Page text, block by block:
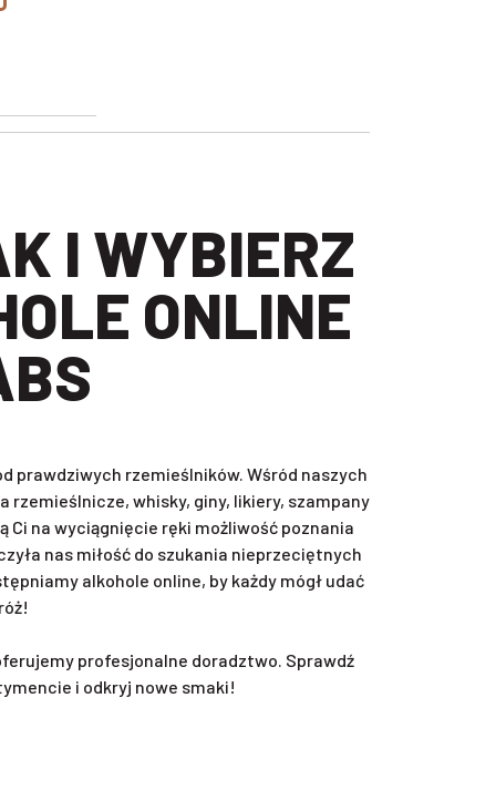
ONLINE
prawdziwych rzemieślników. Wśród naszych
whisky, giny, likiery, szampany
Ci na wyciągnięcie ręki możliwość poznania
nas miłość do szukania nieprzeciętnych
alkohole online, by każdy mógł udać
profesjonalne doradztwo. Sprawdź
i odkryj nowe smaki!